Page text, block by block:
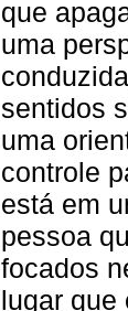
que
uma
sentidos
uma
controle
está em
pessoa
focados
lugar que